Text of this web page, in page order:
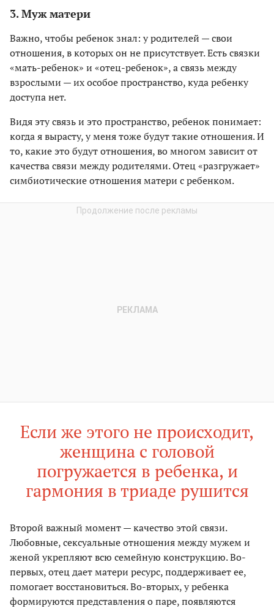
3. Муж матери
Важно, чтобы ребенок знал: у родителей — свои
отношения, в которых он не присутствует. Есть связки
«мать-ребенок» и «отец-ребенок», а связь между
взрослыми — их особое пространство, куда ребенку
доступа нет.
Видя эту связь и это пространство, ребенок понимает:
когда я вырасту, у меня тоже будут такие отношения. И
то, какие это будут отношения, во многом зависит от
качества связи между родителями. Отец «разгружает»
симбиотические отношения матери с ребенком.
Если же этого не происходит,
женщина с головой
погружается в ребенка, и
гармония в триаде рушится
Второй важный момент — качество этой связи.
Любовные, сексуальные отношения между мужем и
женой укрепляют всю семейную конструкцию. Во-
первых, отец дает матери ресурс, поддерживает ее,
помогает восстановиться. Во-вторых, у ребенка
формируются представления о паре, появляются